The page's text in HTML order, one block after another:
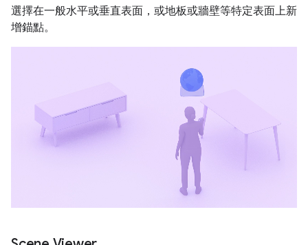
選擇在一般水平或垂直表面，或地板或牆壁等特定表面上新
增錨點。